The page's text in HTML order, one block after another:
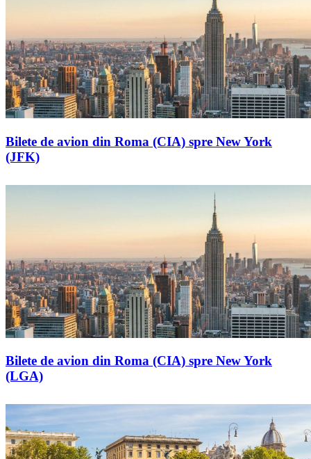
Bilete de avion din Roma (CIA) spre New York
(JFK)
Bilete de avion din Roma (CIA) spre New York
(LGA)